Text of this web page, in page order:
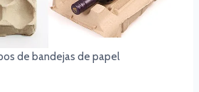
de bandejas de papel